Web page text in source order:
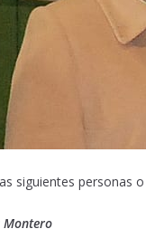
siguientes personas
Montero